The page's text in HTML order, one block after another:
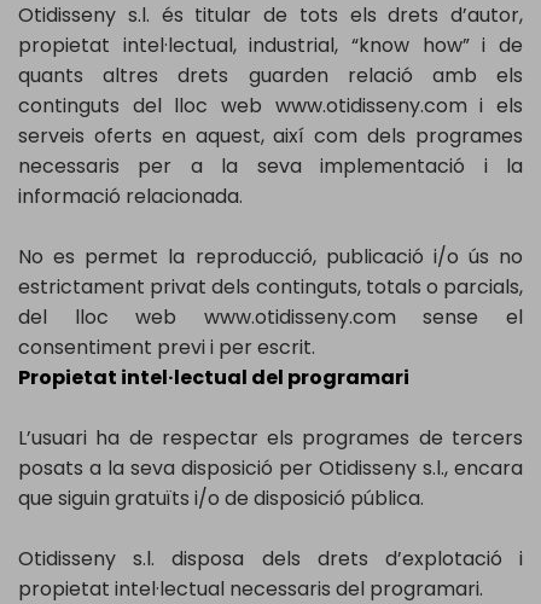
Otidisseny s.l. és titular de tots els drets d’autor,
propietat intel·lectual, industrial, “know how” i de
quants altres drets guarden relació amb els
continguts del lloc web www.otidisseny.com i els
serveis oferts en aquest, així com dels programes
necessaris per a la seva implementació i la
informació relacionada.
No es permet la reproducció, publicació i/o ús no
estrictament privat dels continguts, totals o parcials,
del lloc web www.otidisseny.com sense el
consentiment previ i per escrit.
Propietat intel·lectual del programari
L’usuari ha de respectar els programes de tercers
posats a la seva disposició per Otidisseny s.l., encara
que siguin gratuïts i/o de disposició pública.
Otidisseny s.l. disposa dels drets d’explotació i
propietat intel·lectual necessaris del programari.